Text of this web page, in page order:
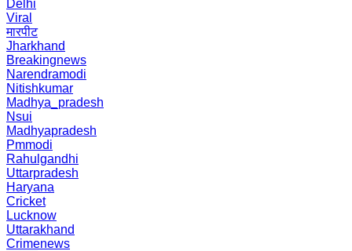
Delhi
Viral
मारपीट
Jharkhand
Breakingnews
Narendramodi
Nitishkumar
Madhya_pradesh
Nsui
Madhyapradesh
Pmmodi
Rahulgandhi
Uttarpradesh
Haryana
Cricket
Lucknow
Uttarakhand
Crimenews